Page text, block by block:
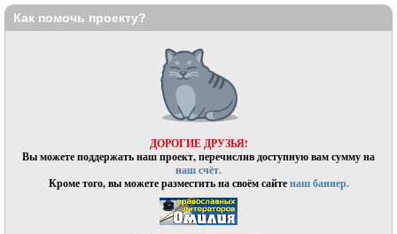
Как помочь проекту?
ДОРОГИЕ ДРУЗЬЯ!
Вы можете поддержать наш проект, перечислив доступную вам сумму на
наш счёт.
Кроме того, вы можете разместить на своём сайтенаш баннер.